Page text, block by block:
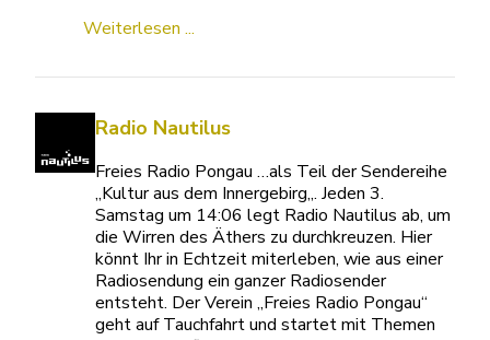
Weiterlesen ...
Radio Nautilus
Freies Radio Pongau …als Teil der Sendereihe
„Kultur aus dem Innergebirg„. Jeden 3.
Samstag um 14:06 legt Radio Nautilus ab, um
die Wirren des Äthers zu durchkreuzen. Hier
könnt Ihr in Echtzeit miterleben, wie aus einer
Radiosendung ein ganzer Radiosender
entsteht. Der Verein „Freies Radio Pongau“
geht auf Tauchfahrt und startet mit Themen